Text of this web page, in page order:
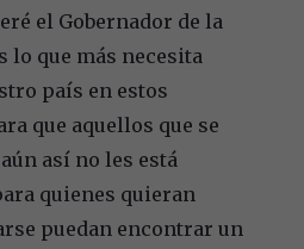
el Gobernador de la
lo que más necesita
país en estos
que aquellos que se
así no les está
quienes quieran
puedan encontrar un